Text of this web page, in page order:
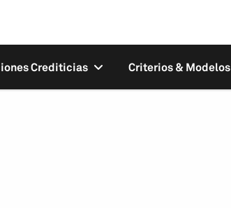
Crediticias Criterios & Modelos